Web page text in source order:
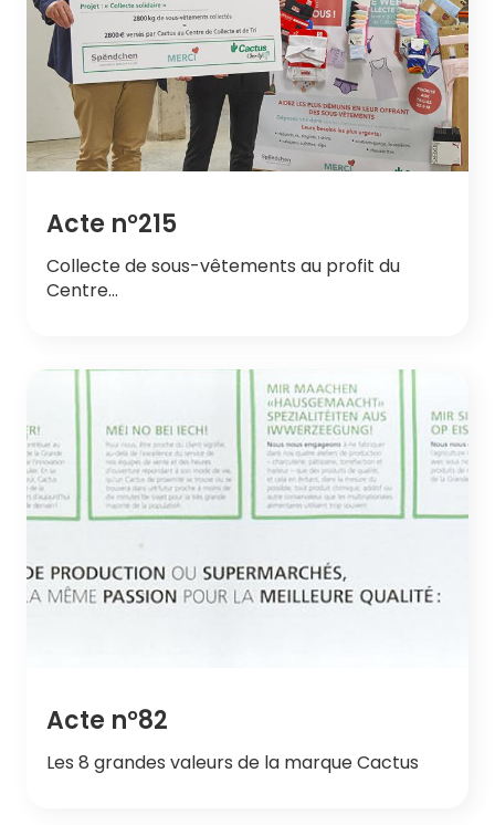
Acte n°215
Collecte de sous-vêtements au profit du
Centre…
Acte n°82
Les 8 grandes valeurs de la marque Cactus